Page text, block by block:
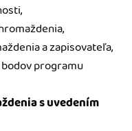
a zapisovateľa,
programu
s uvedením